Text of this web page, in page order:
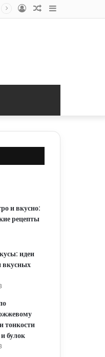
Sidebar
Random
Log
и вкусно:
рецепты
идеи
вкусных
тонкости
булок